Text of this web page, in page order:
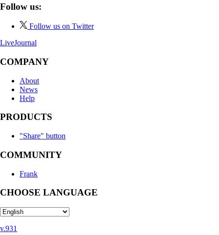
Follow us:
Follow us on Twitter
LiveJournal
COMPANY
About
News
Help
PRODUCTS
"Share" button
COMMUNITY
Frank
CHOOSE LANGUAGE
v.931